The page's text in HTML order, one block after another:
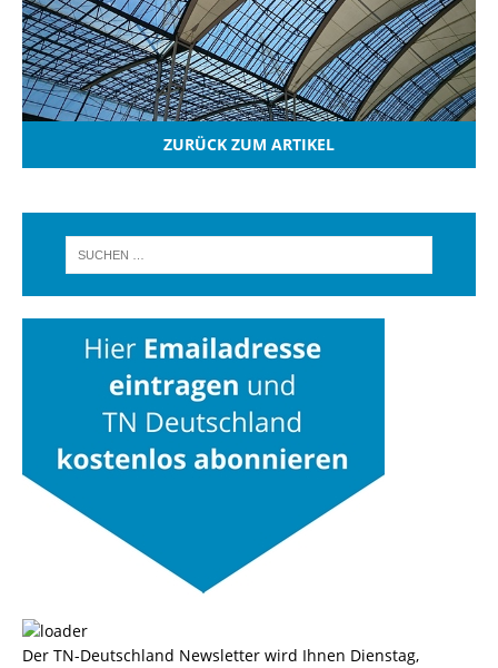
ZURÜCK ZUM ARTIKEL
Der TN-Deutschland Newsletter wird Ihnen Dienstag,